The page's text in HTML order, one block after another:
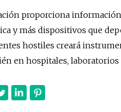
proporciona
y más dispositivos que
hostiles creará
en hospitales,